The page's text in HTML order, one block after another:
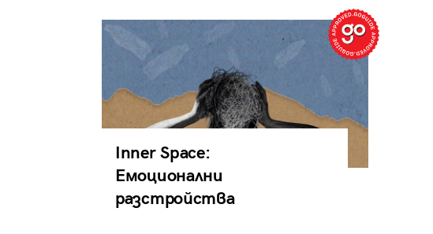
Inner Space:
Емоционални
разстройства